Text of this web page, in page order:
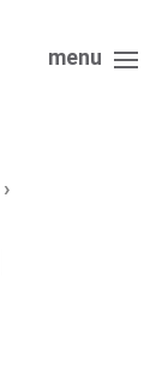
menu
›